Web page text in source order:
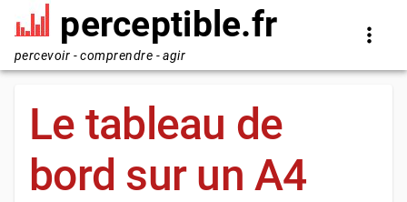
perceptible.fr
percevoir - comprendre - agir
Le tableau de
bord sur un A4